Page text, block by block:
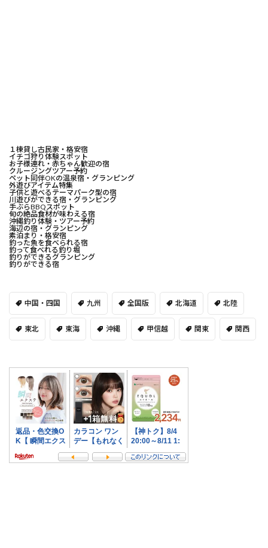
１棟貸し古民家・格安宿
イチゴ狩り体験スポット
お子様連れ・赤ちゃん歓迎の宿
クルージングツアー予約
ペット同伴OKの温泉宿・グランピング
外遊びアイテム特集
子供と遊べるテーマパーク型の宿
川遊びができる宿・グランピング
手ぶらBBQスポット
旬の絶品食材が味わえる宿
沖縄釣り体験・ツアー予約
海辺の宿・グランピング
素泊まり・格安宿
釣った魚を食べられる宿
釣って食べれる釣り堀
釣りができるグランピング
釣りができる宿
中国・四国 九州 全国版 北海道 北陸
東北 東海 沖縄 甲信越 関東 関西